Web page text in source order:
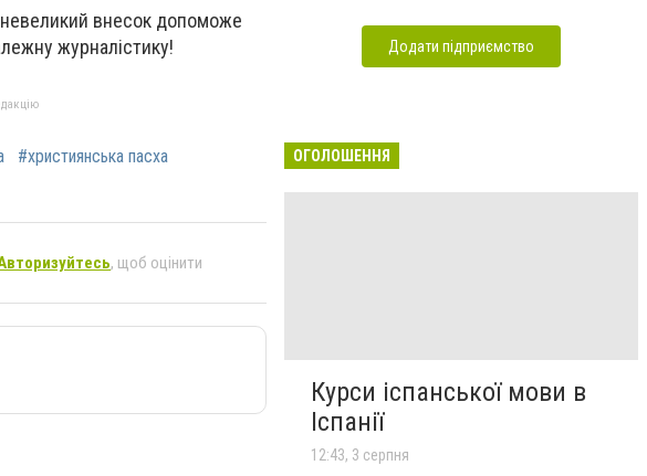
невеликий внесок допоможе
журналістику!
#християнська пасха
, щоб оцінити
Додати підприємство
ОГОЛОШЕННЯ
Курси іспанської мови в
Іспанії
12:43, 3 серпня